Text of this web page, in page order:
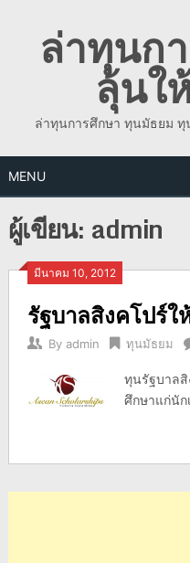
contentล่าทุนก
ลุ้นใ
ล่าทุนการศึกษา ทุนมัธยม ทุ
MENU
ผู้เขียน: admin
มีนาคม 10, 2012
รัฐบาลสิงคโปร์
By admin ทุนมัธยม
ทุนรัฐบาลสิ
ศึกษาแก่นั